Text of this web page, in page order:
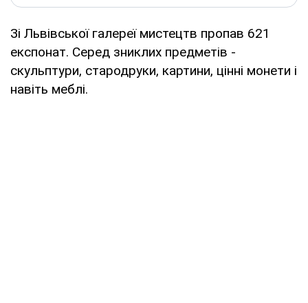
Зі Львівської галереї мистецтв пропав 621
експонат. Серед зниклих предметів -
скульптури, стародруки, картини, цінні монети і
навіть меблі.